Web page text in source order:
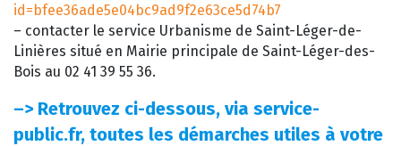
id=bfee36ade5e04bc9ad9f2e63ce5d74b7
– contacter le service Urbanisme de Saint-Léger-de-
Linières situé en Mairie principale de Saint-Léger-des-
Bois au 02 41 39 55 36.
–> Retrouvez ci-dessous, via service-
public.fr, toutes les démarches utiles à votre